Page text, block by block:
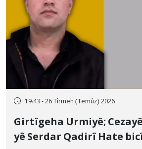
19:43 - 26 Tîrmeh (Temûz) 2026
Girtîgeha Urmiyê;
yê Serdar Qadirî Hate